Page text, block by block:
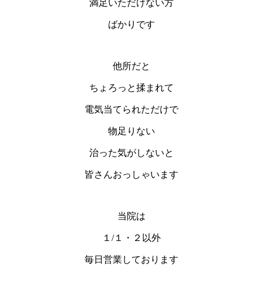
満足いただけない方
ばかりです
他所だと
ちょろっと揉まれて
電気当てられただけで
物足りない
治った気がしないと
皆さんおっしゃいます
当院は
１/１・２以外
毎日営業しております